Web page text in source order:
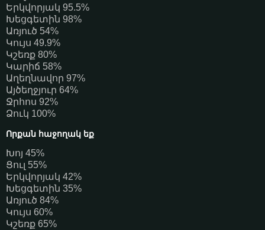
Երկվորյակ 95.5%
Խեցգետին 98%
Առյուծ 54%
Կույս 49.9%
Կշեռք 80%
Կարիճ 58%
Աղեղնավոր 97%
Այծեղջյուր 64%
Ջրհոս 92%
Ձուկ 100%
Որքան հաջողակ եք
Խոյ 45%
Ցուլ 55%
Երկվորյակ 42%
Խեցգետին 35%
Առյուծ 84%
Կույս 60%
Կշեռք 65%